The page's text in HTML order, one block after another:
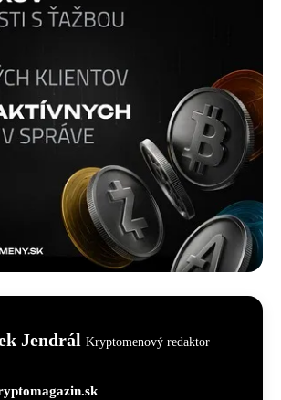
Jendrál Kryptomenový redaktor